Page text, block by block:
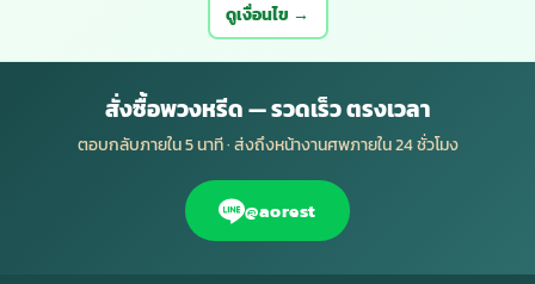
ดูเงื่อนไข →
สั่งซื้อพวงหรีด — รวดเร็ว ตรงเวลา
ตอบกลับภายใน 5 นาที · ส่งถึงหน้างานศพภายใน 24 ชั่วโมง
@aorest